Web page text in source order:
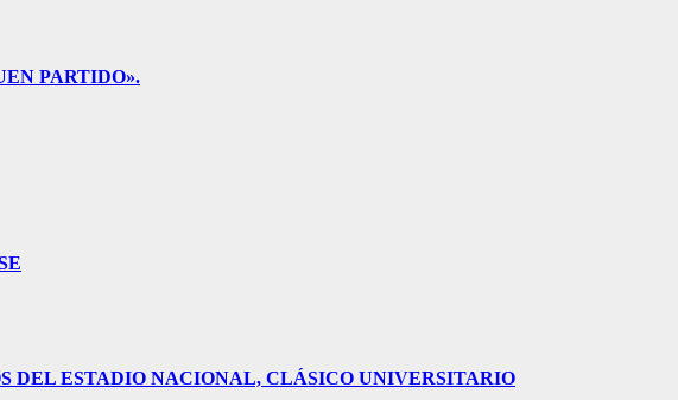
PARTIDO».
DEL ESTADIO NACIONAL, CLÁSICO UNIVERSITARIO